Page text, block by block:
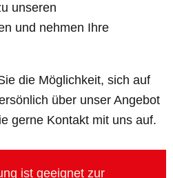
unseren
und nehmen Ihre
die Möglichkeit, sich auf
über unser Angebot
gerne Kontakt mit uns auf.
ist geeignet zur